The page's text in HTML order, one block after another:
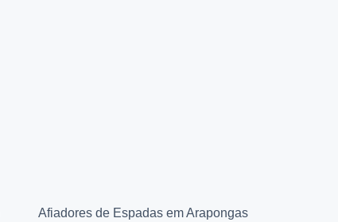
Afiadores de Espadas em Arapongas